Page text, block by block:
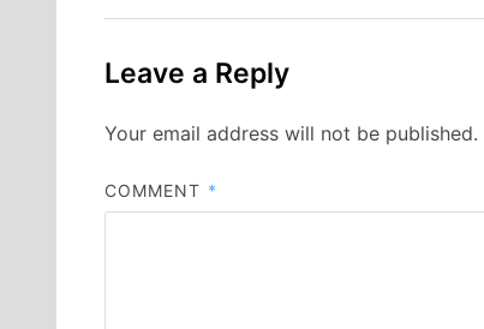
Leave a Reply
Your email address will not be published.
COMMENT *